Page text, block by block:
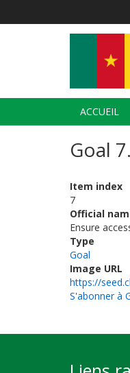
Main
ACCUEIL
Goal
Item index
7
Official
Ensure
Type
Goal
Image URL
https://
S'abonner à